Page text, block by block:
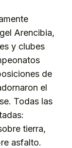
Arencibia,
y clubes
de
el
Todas las
tierra,
asfalto.